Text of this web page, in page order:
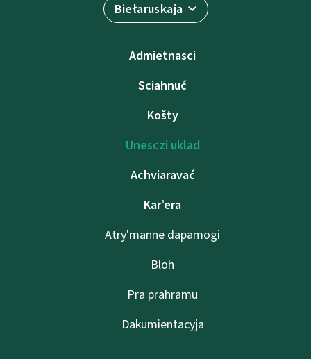
Biełaruskaja
Admietnascі
Sciahnuć
Košty
Unesczі uklad
Achviaravać
Kar’era
Atry'manne dapamogі
Bloh
Pra prahramu
Dakumientacyja